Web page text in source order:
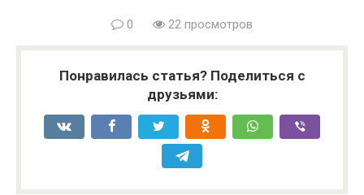
0 22 просмотров
Понравилась статья? Поделиться с
друзьями: